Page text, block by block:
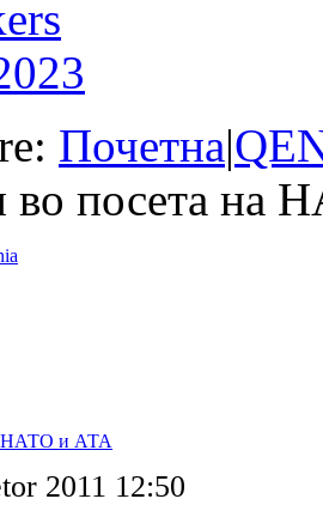
Почетна|
во посета на
НАТО и АТА
2011 12:50